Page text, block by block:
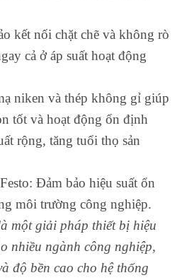
kết nối chặt chẽ và không rò
cả ở áp suất hoạt động
niken và thép không gỉ giúp
tốt và hoạt động ổn định
rộng, tăng tuổi thọ sản
Đảm bảo hiệu suất ổn
môi trường công nghiệp.
một giải pháp thiết bị hiệu
nhiều ngành công nghiệp,
độ bền cao cho hệ thống